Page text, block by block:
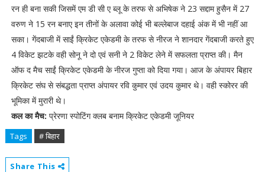
रन ही बना सकी जिसमें एम डी सी ए ब्लू के तरफ से अभिषेक ने 23 सद्दाम हुसैन में 27
वरुण ने 15 रन बनाए इन तीनों के अलावा कोई भी बल्लेबाज दहाई अंक में भी नहीं आ
सका। गेंदबाजी में साईं क्रिकेट एकेडमी के तरफ से नीरज ने शानदार गेंदबाजी करते हुए
4 विकेट झटके वही सोनू ने दो एवं सनी ने 2 विकेट लेने में सफलता प्राप्त की। मैन
ऑफ द मैच साईं क्रिकेट एकेडमी के नीरज गुप्ता को दिया गया। आज के अंपायर बिहार
क्रिकेट संघ से संबद्धता प्राप्त अंपायर रवि कुमार एवं उदय कुमार थे। वही स्कोरर की
भूमिका में मुरारी थे।
कल का मैच: प्रेरणा स्पोटिंग क्लब बनाम क्रिकेट एकेडमी जूनियर
Tags # बिहार
Share This